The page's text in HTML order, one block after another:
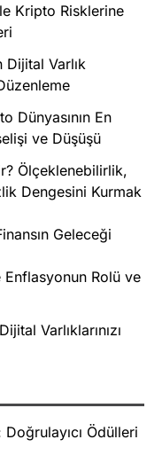
Kripto Risklerine
Varlık
Dünyasının En
ve Düşüşü
Ölçeklenebilirlik,
Dengesini Kurmak
Geleceği
Rolü ve
Varlıklarınızı
Ödülleri